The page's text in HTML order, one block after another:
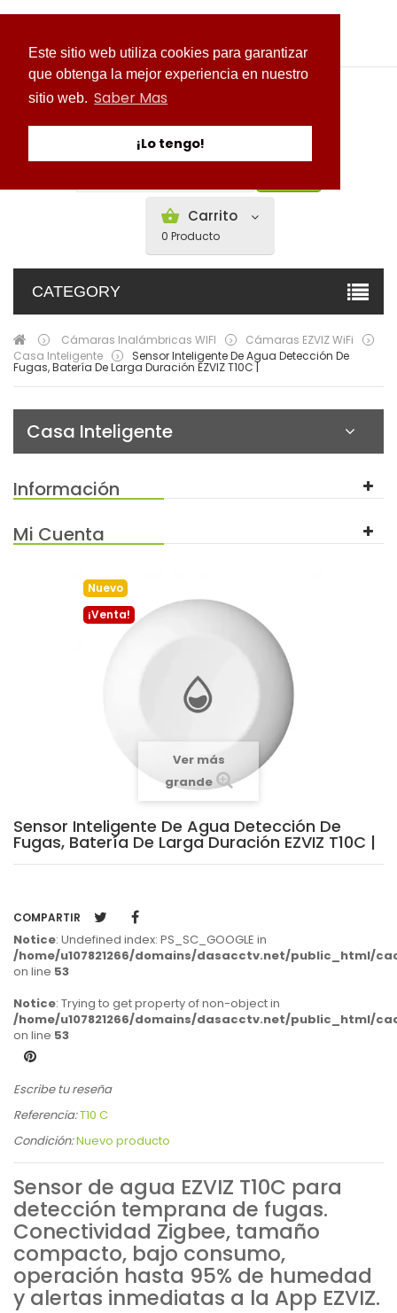
Este sitio web utiliza cookies para garantizar
que obtenga la mejor experiencia en nuestro
sitio web. Saber Mas
¡Lo tengo!
Carrito
0 Producto
CATEGORY
> Cámaras Inalámbricas WIFI > Cámaras EZVIZ WiFi >
Casa Inteligente > Sensor Inteligente De Agua Detección De
Fugas, Batería De Larga Duración EZVIZ T10C |
Casa Inteligente
Información
Mi Cuenta
Nuevo
¡Venta!
Ver más
grande
Sensor Inteligente De Agua Detección De
Fugas, Batería De Larga Duración EZVIZ T10C |
COMPARTIR
Notice: Undefined index: PS_SC_GOOGLE in
/home/u107821266/domains/dasacctv.net/public_html/
on line 53
Notice: Trying to get property of non-object in
/home/u107821266/domains/dasacctv.net/public_html/
on line 53
Escribe tu reseña
Referencia:T10 C
Condición:Nuevo producto
Sensor de agua EZVIZ T10C para
detección temprana de fugas.
Conectividad Zigbee, tamaño
compacto, bajo consumo,
operación hasta 95% de humedad
y alertas inmediatas a la App EZVIZ.